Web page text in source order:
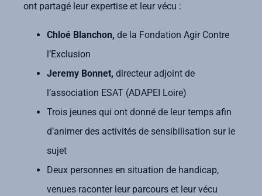
ont partagé leur expertise et leur vécu :
Chloé Blanchon, de la Fondation Agir Contre
l’Exclusion
Jeremy Bonnet, directeur adjoint de
l’association ESAT (ADAPEI Loire)
Trois jeunes qui ont donné de leur temps afin
d’animer des activités de sensibilisation sur le
sujet
Deux personnes en situation de handicap,
venues raconter leur parcours et leur vécu